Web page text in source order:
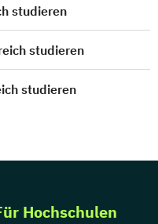
Media
studieren
studieren
studieren
Hochschulen